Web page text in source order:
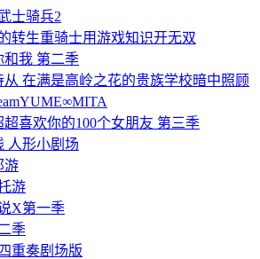
士骑兵2
转生重骑士用游戏知识开无双
和我 第二季
从 在满是高岭之花的贵族学校暗中照顾
超喜欢你的100个女朋友 第三季
人形小剧场
游
游
X第一季
季
重奏剧场版